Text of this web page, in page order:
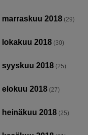
marraskuu 2018 (29)
lokakuu 2018 (30)
syyskuu 2018 (25)
elokuu 2018 (27)
heinäkuu 2018 (25)